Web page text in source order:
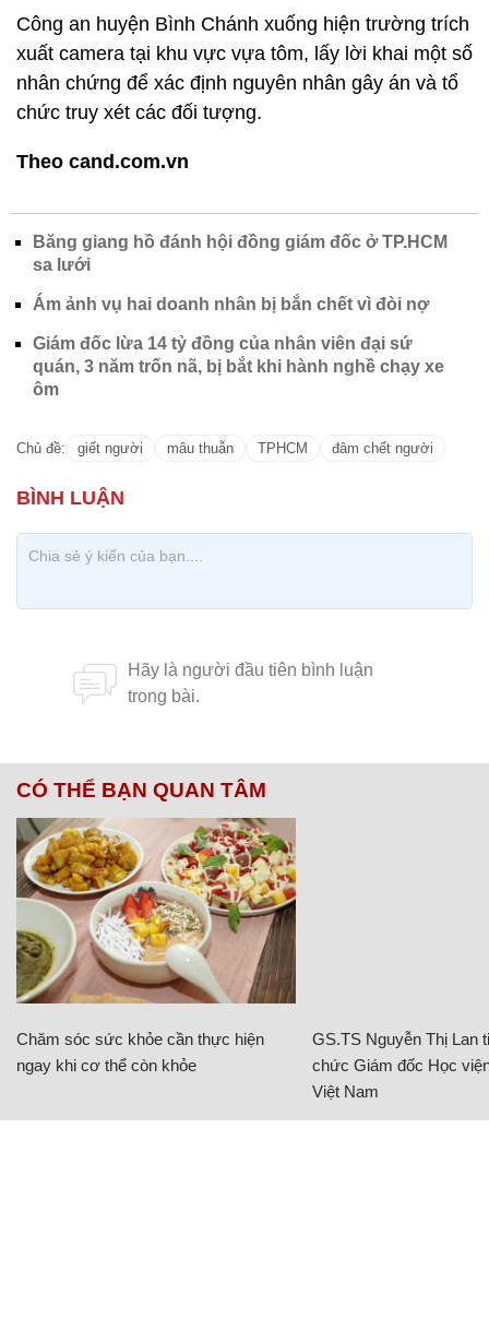
Công an huyện Bình Chánh xuống hiện trường trích
xuất camera tại khu vực vựa tôm, lấy lời khai một số
nhân chứng để xác định nguyên nhân gây án và tổ
chức truy xét các đối tượng.
Theo cand.com.vn
Băng giang hồ đánh hội đồng giám đốc ở TP.HCM
sa lưới
Ám ảnh vụ hai doanh nhân bị bắn chết vì đòi nợ
Giám đốc lừa 14 tỷ đồng của nhân viên đại sứ
quán, 3 năm trốn nã, bị bắt khi hành nghề chạy xe
ôm
Chủ đề: giết người mâu thuẫn TPHCM đâm chết người
CÓ THỂ BẠN QUAN TÂM
Chăm sóc sức khỏe cần thực hiện
ngay khi cơ thể còn khỏe
GS.TS Nguyễn Thị Lan
chức Giám đốc Học
Việt Nam